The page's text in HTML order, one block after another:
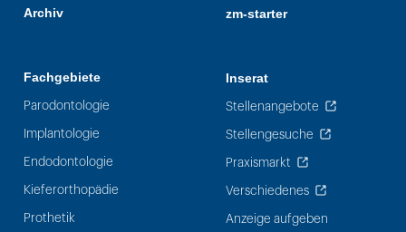
Archiv
Fachgebiete
Parodontologie
Implantologie
Endodontologie
Kieferorthopädie
Prothetik
zm-starter
Inserat
Stellenangebote
Stellengesuche
Praxismarkt
Verschiedenes
Anzeige aufgeben